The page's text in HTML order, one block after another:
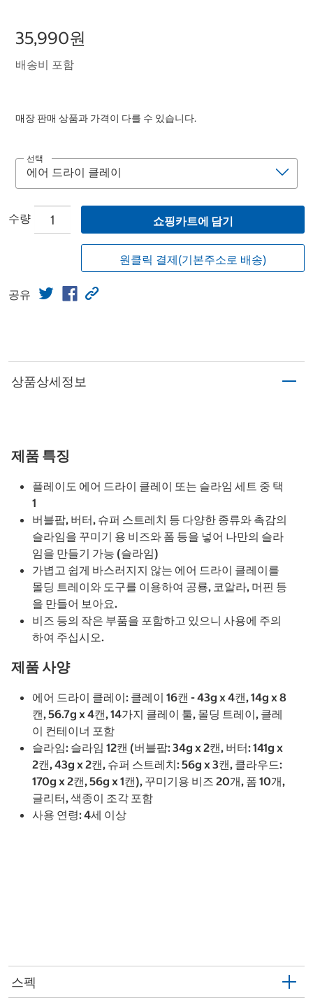
35,990원
배송비 포함
매장 판매 상품과 가격이 다를 수 있습니다.
선택
수량 쇼핑카트에 담기
원클릭 결제(기본주소로 배송)
공유
상품상세정보
제품 특징
플레이도 에어 드라이 클레이 또는 슬라임 세트 중 택
1
버블팝, 버터, 슈퍼 스트레치 등 다양한 종류와 촉감의
슬라임을 꾸미기 용 비즈와 폼 등을 넣어 나만의 슬라
임을 만들기 가능 (슬라임)
가볍고 쉽게 바스러지지 않는 에어 드라이 클레이를
몰딩 트레이와 도구를 이용하여 공룡, 코알라, 머핀 등
을 만들어 보아요.
비즈 등의 작은 부품을 포함하고 있으니 사용에 주의
하여 주십시오.
제품 사양
에어 드라이 클레이: 클레이 16캔 - 43g x 4캔, 14g x 8
캔, 56.7g x 4캔, 14가지 클레이 툴, 몰딩 트레이, 클레
이 컨테이너 포함
슬라임: 슬라임 12캔 (버블팝: 34g x 2캔, 버터: 141g x
2캔, 43g x 2캔, 슈퍼 스트레치: 56g x 3캔, 클라우드:
170g x 2캔, 56g x 1캔), 꾸미기용 비즈 20개, 폼 10개,
글리터, 색종이 조각 포함
사용 연령: 4세 이상
스펙